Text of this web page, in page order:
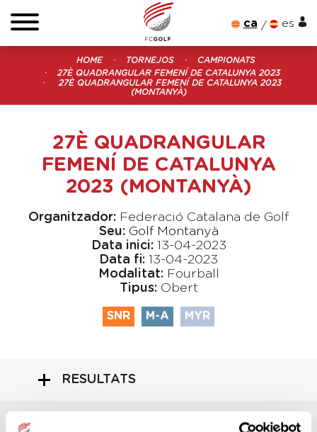
ca es
HOME TORNEJOS
CAMPIONATS
27È QUADRANGULAR FEMENÍ DE CATALUNYA 2023
27È QUADRANGULAR FEMENÍ DE CATALUNYA 2023
(MONTANYÀ)
27È QUADRANGULAR
FEMENÍ DE CATALUNYA
2023 (MONTANYÀ)
Organitzador: Federació Catalana de Golf
Seu: Golf Montanyà
Data inici: 13-04-2023
Data fi: 13-04-2023
Modalitat: Fourball
Tipus: Obert
SNR M-A MYR
RESULTATS